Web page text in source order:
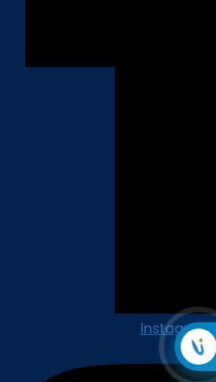
Instagram